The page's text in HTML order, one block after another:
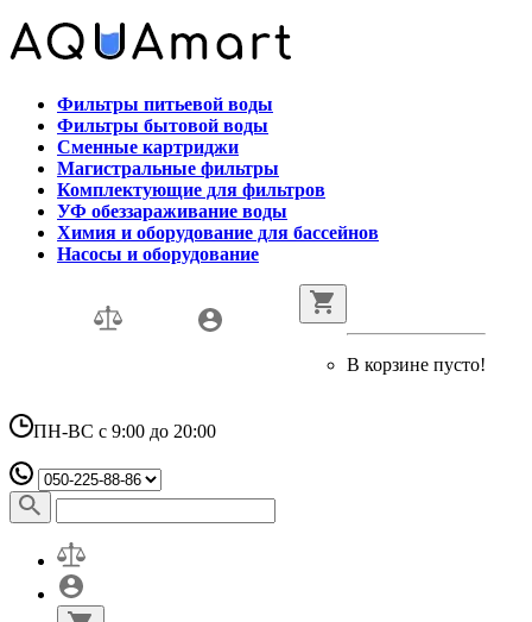
Фильтры питьевой воды
Фильтры бытовой воды
Сменные картриджи
Магистральные фильтры
Комплектующие для фильтров
УФ обеззараживание воды
Химия и оборудование для бассейнов
Насосы и оборудование
В корзине пусто!
ПН-ВС с 9:00 до 20:00